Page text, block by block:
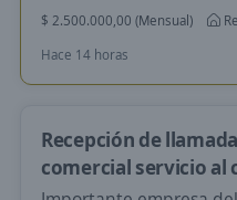
$ 2.500.000,00 (Mensual)
Hace 14 horas
Recepción de
comercial servicio al